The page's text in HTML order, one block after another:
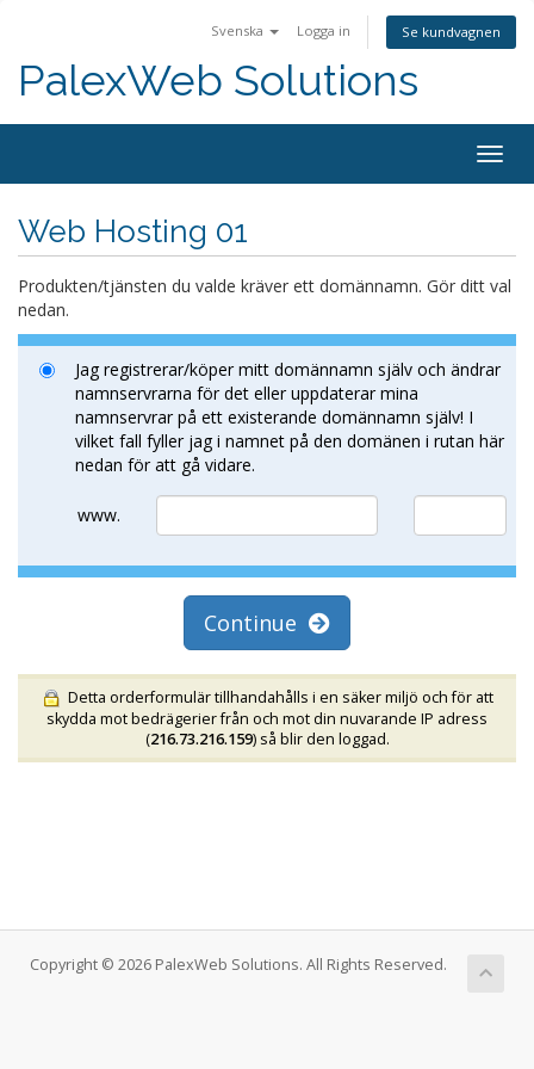
Svenska Logga in Se kundvagnen
PalexWeb Solutions
Web Hosting 01
Produkten/tjänsten du valde kräver ett domännamn. Gör ditt val
nedan.
Jag registrerar/köper mitt domännamn själv och ändrar
namnservrarna för det eller uppdaterar mina
namnservrar på ett existerande domännamn själv! I
vilket fall fyller jag i namnet på den domänen i rutan här
nedan för att gå vidare.
www.
Continue
Detta orderformulär tillhandahålls i en säker miljö och för att
skydda mot bedrägerier från och mot din nuvarande IP adress
(216.73.216.159) så blir den loggad.
Copyright © 2026 PalexWeb Solutions. All Rights Reserved.